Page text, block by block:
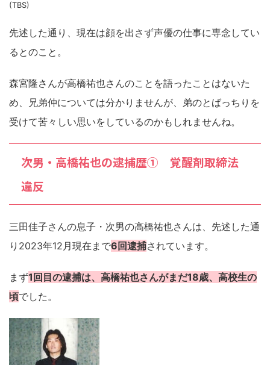
(TBS)
先述した通り、現在は顔を出さず声優の仕事に専念してい
るとのこと。
森宮隆さんが高橋祐也さんのことを語ったことはないた
め、兄弟仲については分かりませんが、弟のとばっちりを
受けて苦々しい思いをしているのかもしれませんね。
次男・高橋祐也の逮捕歴① 覚醒剤取締法
違反
三田佳子さんの息子・次男の高橋祐也さんは、先述した通
り2023年12月現在まで6回逮捕されています。
まず1回目の逮捕は、高橋祐也さんがまだ18歳、高校生の
頃でした。